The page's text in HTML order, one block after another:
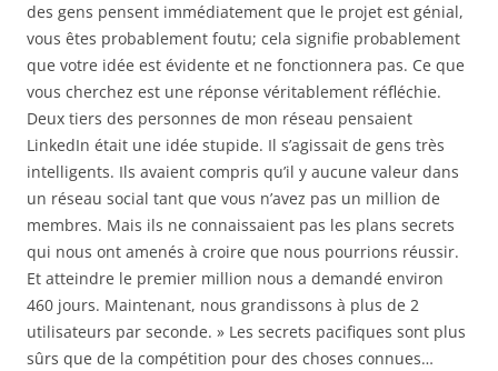
des gens pensent immédiatement que le projet est génial,
vous êtes probablement foutu; cela signifie probablement
que votre idée est évidente et ne fonctionnera pas. Ce que
vous cherchez est une réponse véritablement réfléchie.
Deux tiers des personnes de mon réseau pensaient
LinkedIn était une idée stupide. Il s’agissait de gens très
intelligents. Ils avaient compris qu’il y aucune valeur dans
un réseau social tant que vous n’avez pas un million de
membres. Mais ils ne connaissaient pas les plans secrets
qui nous ont amenés à croire que nous pourrions réussir.
Et atteindre le premier million nous a demandé environ
460 jours. Maintenant, nous grandissons à plus de 2
utilisateurs par seconde. » Les secrets pacifiques sont plus
sûrs que de la compétition pour des choses connues…